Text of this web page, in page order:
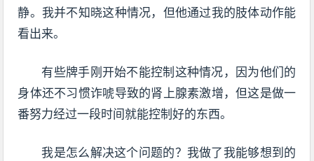
静。我并不知晓这种情况，但他通过我的肢体动作能
看出来。
有些牌手刚开始不能控制这种情况，因为他们的
身体还不习惯诈唬导致的肾上腺素激增，但这是做一
番努力经过一段时间就能控制好的东西。
我是怎么解决这个问题的？我做了我能够想到的